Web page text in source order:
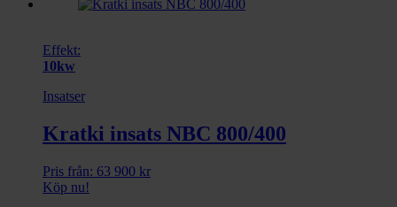
Effekt:
10kw
Insatser
Kratki insats NBC 800/400
Pris från: 63 900 kr
Köp nu!